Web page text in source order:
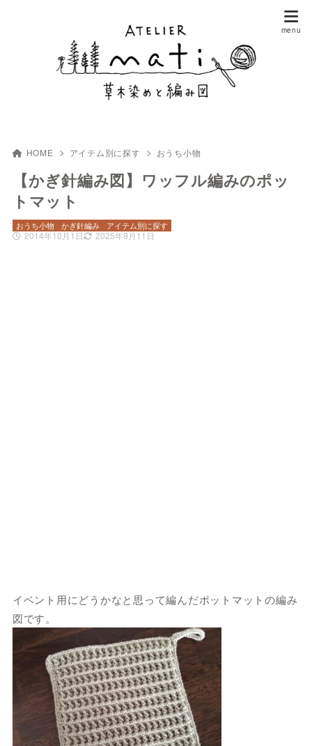
HOME アイテム別に探す おうち小物
【かぎ針編み図】ワッフル編みのポッ
トマット
2014年10月1日 2025年9月11日
おうち小物 かぎ針編み アイテム別に探す
イベント用にどうかなと思って編んだポットマットの編み
図です。